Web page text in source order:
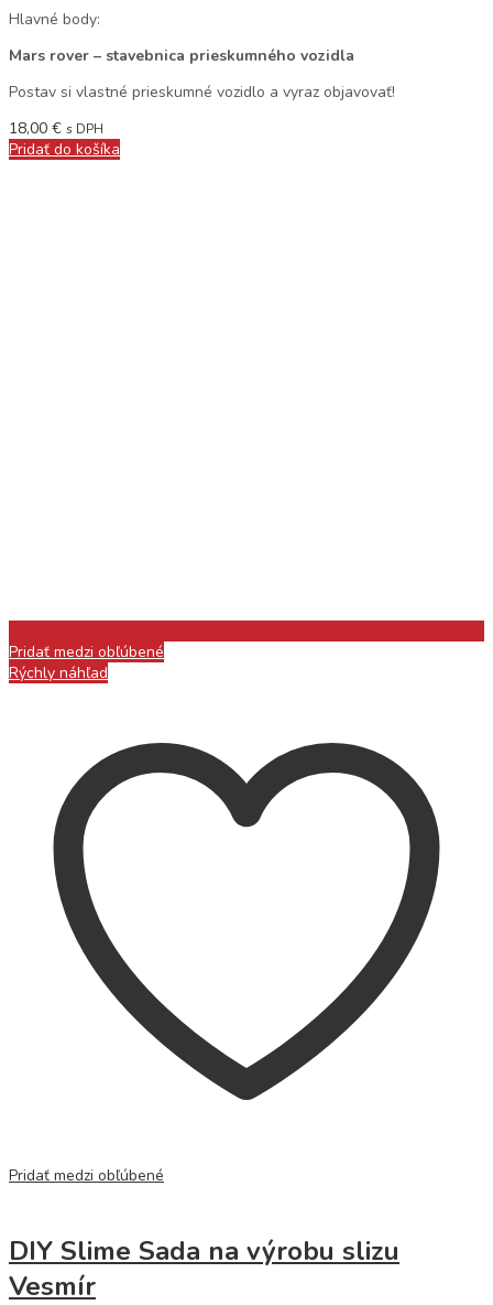
Hlavné body:
Mars rover – stavebnica prieskumného vozidla
Postav si vlastné prieskumné vozidlo a vyraz objavovať!
18,00 € s DPH
Pridať do košíka
Pridať medzi obľúbené
Rýchly náhľad
Pridať medzi obľúbené
DIY Slime Sada na výrobu slizu
Vesmír